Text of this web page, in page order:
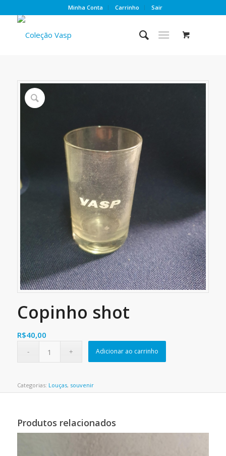
Minha Conta Carrinho Sair
Copinho shot
R$40,00
Adicionar ao carrinho
Categorias: Louças, souvenir
Produtos relacionados